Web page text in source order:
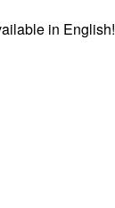
in English!